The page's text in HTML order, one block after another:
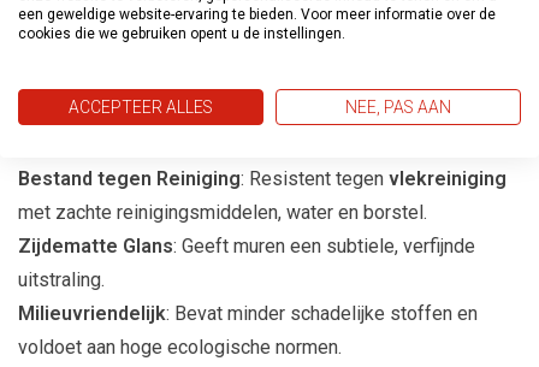
Optimale Dekking: Uitstekende verfkracht voor een strak
Professionele Werkeigenschappen
: Gemakkelijk aan te
Bestand tegen Reiniging: Resistent tegen vlekreiniging
met zachte reinigingsmiddelen, water en borstel.
Zijdematte Glans: Geeft muren een subtiele, verfijnde
uitstraling.
Milieuvriendelijk: Bevat minder schadelijke stoffen en
voldoet aan hoge ecologische normen.
een geweldige website-ervaring te bieden. Voor meer informatie over de
cookies die we gebruiken opent u de instellingen.
ACCEPTEER ALLES NEE, PAS AAN